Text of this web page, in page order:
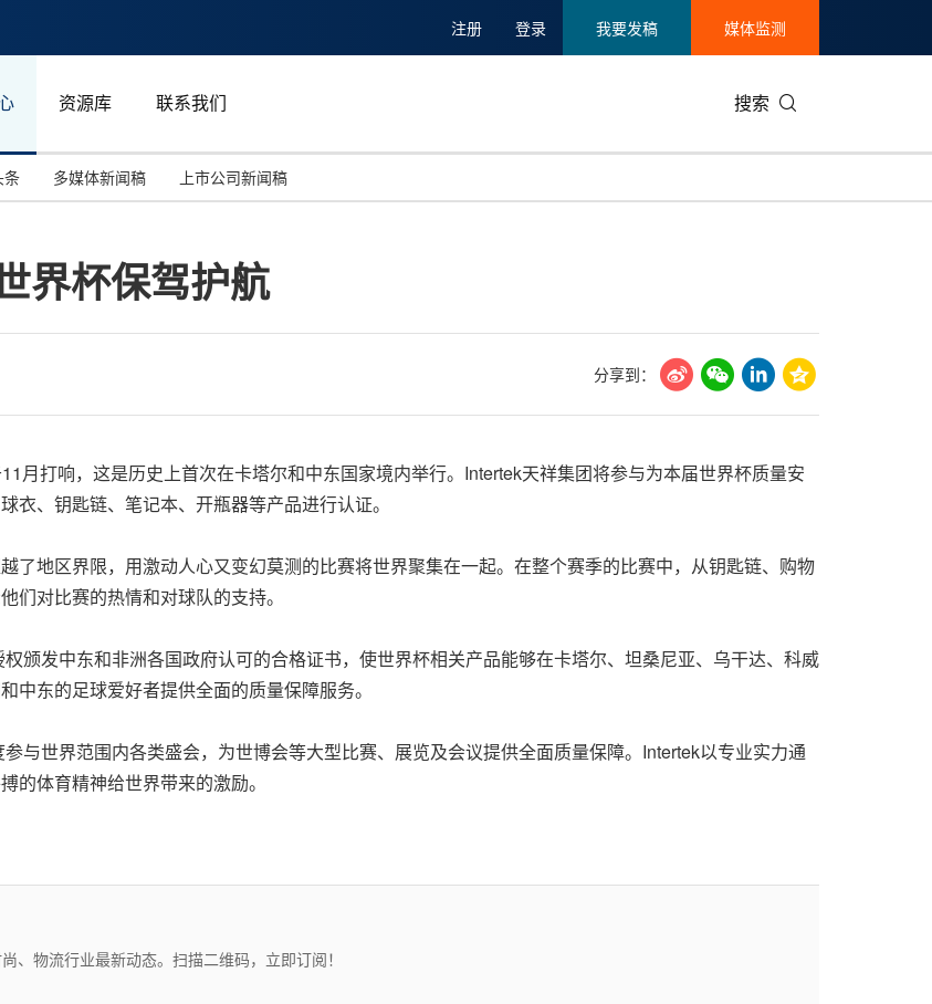
注册 登录 我要发稿 媒体监测
资源库 联系我们 搜索
投资并购
美国临床肿瘤学会(ASCO)
能源化工与环保
马来西亚
条 多媒体新闻稿 上市公司新闻稿
界杯保驾护航
分享到：
月打响，这是历史上首次在卡塔尔和中东国家境内举行。Intertek天祥集团将参与为本届世界杯质量安
、钥匙链、笔记本、开瓶器等产品进行认证。
了地区界限，用激动人心又变幻莫测的比赛将世界聚集在一起。在整个赛季的比赛中，从钥匙链、购物
们对比赛的热情和对球队的支持。
颁发中东和非洲各国政府认可的合格证书，使世界杯相关产品能够在卡塔尔、坦桑尼亚、乌干达、科威
东的足球爱好者提供全面的质量保障服务。
与世界范围内各类盛会， 为世博会等大型比赛、展览及会议提供全面质量保障。Intertek以专业实力通
的体育精神给世界带来的激励。
、物流行业最新动态。扫描二维码，立即订阅！